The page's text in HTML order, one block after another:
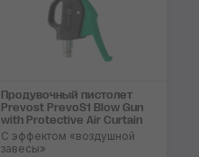
Продувочный пистолет
Prevost PrevoS1 Blow Gun
with Protective Air Curtain
С эффектом «воздушной
завесы»